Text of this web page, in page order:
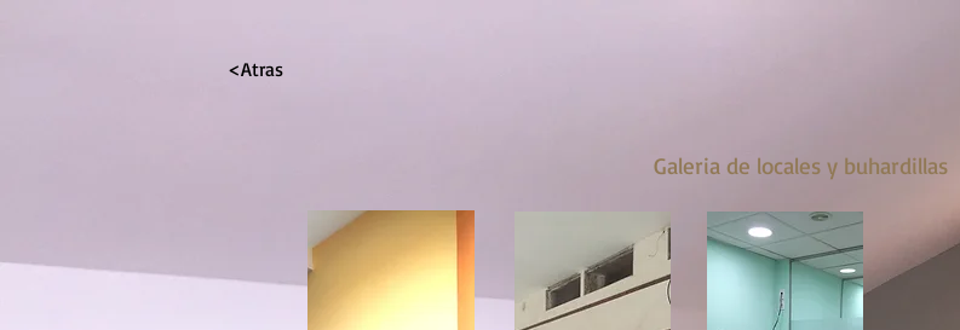
<Atras
Galeria de locales y buhardillas